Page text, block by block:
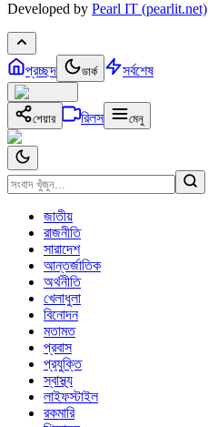
Developed by Pearl IT (pearlit.net)
প্রচ্ছদ ডার্ক সর্বশেষ
শেয়ার রিলস মেনু
জাতীয়
রাজনীতি
সারাদেশ
আন্তর্জাতিক
অর্থনীতি
খেলাধুলা
বিনোদন
মতামত
প্রবাস
প্রযুক্তি
স্বাস্থ্য
লাইফস্টাইল
রকমারি